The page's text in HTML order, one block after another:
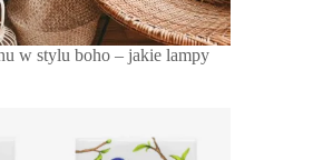
w stylu boho – jakie lampy